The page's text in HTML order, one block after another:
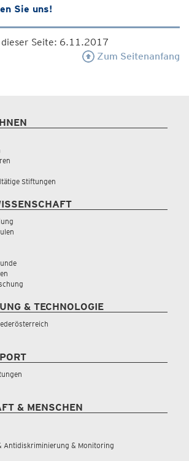
Sie uns!
Seite: 6.11.2017
Zum Seitenanfang
Stiftungen
& TECHNOLOGIE
& MENSCHEN
Antidiskriminierung & Monitoring